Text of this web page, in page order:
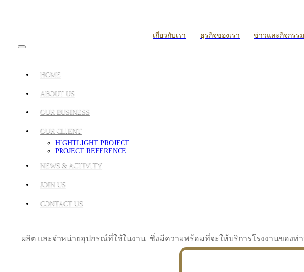
เกี่ยวกับเรา ธุรกิจของเรา ข่าวและกิจกรรม
HOME
ABOUT US
OUR BUSINESS
OUR CLIENT
HIGHTLIGHT PROJECT
PROJECT REFERENCE
NEWS & ACTIVITY
JOIN US
CONTACT US
ผลิต และจำหน่ายอุปกรณ์ที่ใช้ในงาน ซึ่งมีความพร้อมที่จะให้บริการโรงงานของท่